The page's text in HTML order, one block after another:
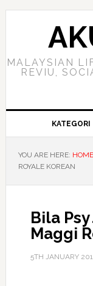
Skip
Skip
Skip
MALAYSIAN
REVIU,
KATEGORI
YOU ARE HERE: HOME
ROYALE KOREAN
Bila
Maggi
5TH JANUARY